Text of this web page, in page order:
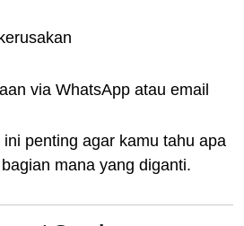
via WhatsApp atau email
penting agar kamu tahu apa
mana yang diganti.